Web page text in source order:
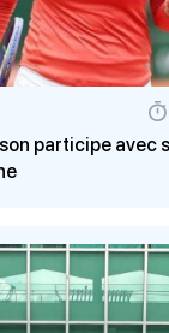
participe avec